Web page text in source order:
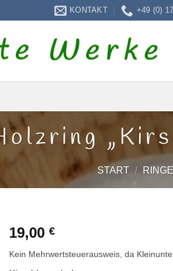
KONTAKT +49 (0)
START / RINGE
19,00 €
Kein Mehrwertsteuerausweis, da